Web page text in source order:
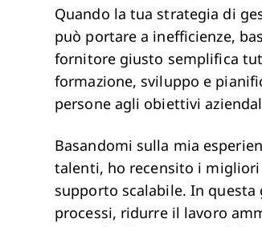
Quando la tua strategia di
può portare a inefficienze,
fornitore giusto semplifica
formazione, sviluppo e
persone agli obiettivi
Basandomi sulla mia
talenti, ho recensito i
supporto scalabile. In
processi, ridurre il lavoro